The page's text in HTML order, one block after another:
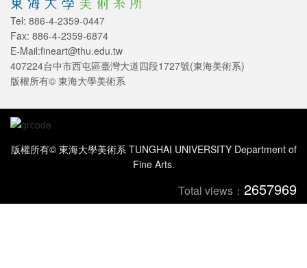
Tel: 886-4-2359-0447
Fax: 886-4-2359-6874
E-Mail:fineart@thu.edu.tw
407224台中市西屯區臺灣大道四段1727號(東海美術系)
版權所有© 東海大學美術系
版權所有© 東海大學美術系 TUNGHAI UNIVERSITY Department of
Fine Arts.
Total views： 2657969